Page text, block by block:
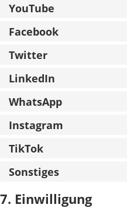
YouTube
Facebook
Twitter
LinkedIn
WhatsApp
Instagram
TikTok
Sonstiges
7. Einwilligung